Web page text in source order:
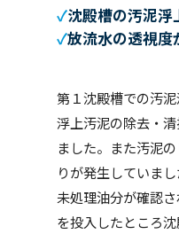
沈殿槽の汚泥浮
放流水の透視度
第１沈殿槽での汚泥
浮上汚泥の除去・
ました。また汚泥
りが発生していま
未処理油分が確認
を投入したところ